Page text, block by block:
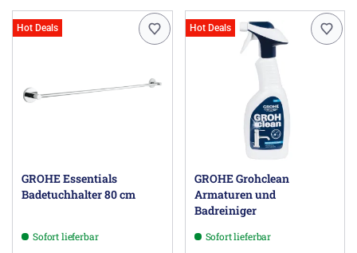
Hot Deals
GROHE Essentials
Badetuchhalter 80 cm
Sofort lieferbar
Hot Deals
GROHE Grohclean
Armaturen und
Badreiniger
Sofort lieferbar